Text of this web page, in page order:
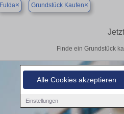
Alle Cookies akzeptieren
Einstellungen
Fulda× Grundstück Kaufen×
Finde ein Grundstück